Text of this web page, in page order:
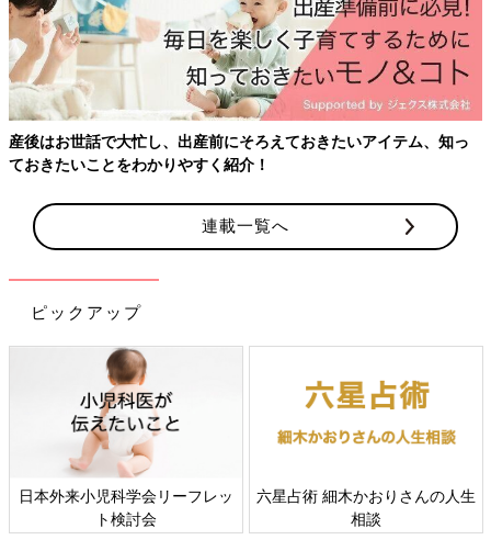
筋肉、脂肪、内臓など、かたくはないけれど、超音波が反射しや
すいものはグレーに。
超音波写真の保存方法
超音波写真は感熱紙に印刷されることが多く、時間がたつと消え
てしまいます。きれいな状態でしっかり残せる保存法を紹介しま
方法１：コピーをとる
選び、度を薄く設定するときれいに写ります。ただし、時間がた
つと劣化して、色が薄くなることがあります。
方法２：スキャナーでとり込む
スキャナーでとり込み、パソコンにデータ保存したり、CD-ROM
に書き込む方法。市販のアルバム作成ソフトや画像管理ソフトな
どで整理すると、見やすくなります。
産後はお世話で大忙し、出産前にそろえておきたいアイテム、知っ
ておきたいことをわかりやすく紹介！
連載一覧へ
ピックアップ
日本外来小児科学会リーフレッ
ト検討会
六星占術 細木かおりさんの人生
相談